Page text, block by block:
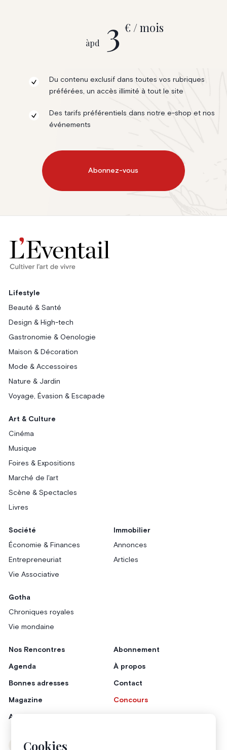
Cookies
àpd 3 € / mois
Du contenu exclusif dans toutes vos rubriques
préférées, un accès illimité à tout le site
Des tarifs préférentiels dans notre e-shop et nos
événements
Abonnez-vous
Lifestyle
Beauté & Santé
Design & High-tech
Gastronomie & Oenologie
Maison & Décoration
Mode & Accessoires
Nature & Jardin
Voyage, Évasion & Escapade
Art & Culture
Cinéma
Musique
Foires & Expositions
Marché de l'art
Scène & Spectacles
Livres
Société
Économie & Finances
Entrepreneuriat
Vie Associative
Immobilier
Annonces
Articles
Gotha
Chroniques royales
Vie mondaine
Nos Rencontres
Agenda
Bonnes adresses
Magazine
Annonceurs
Abonnement
À propos
Contact
Concours
Instagram